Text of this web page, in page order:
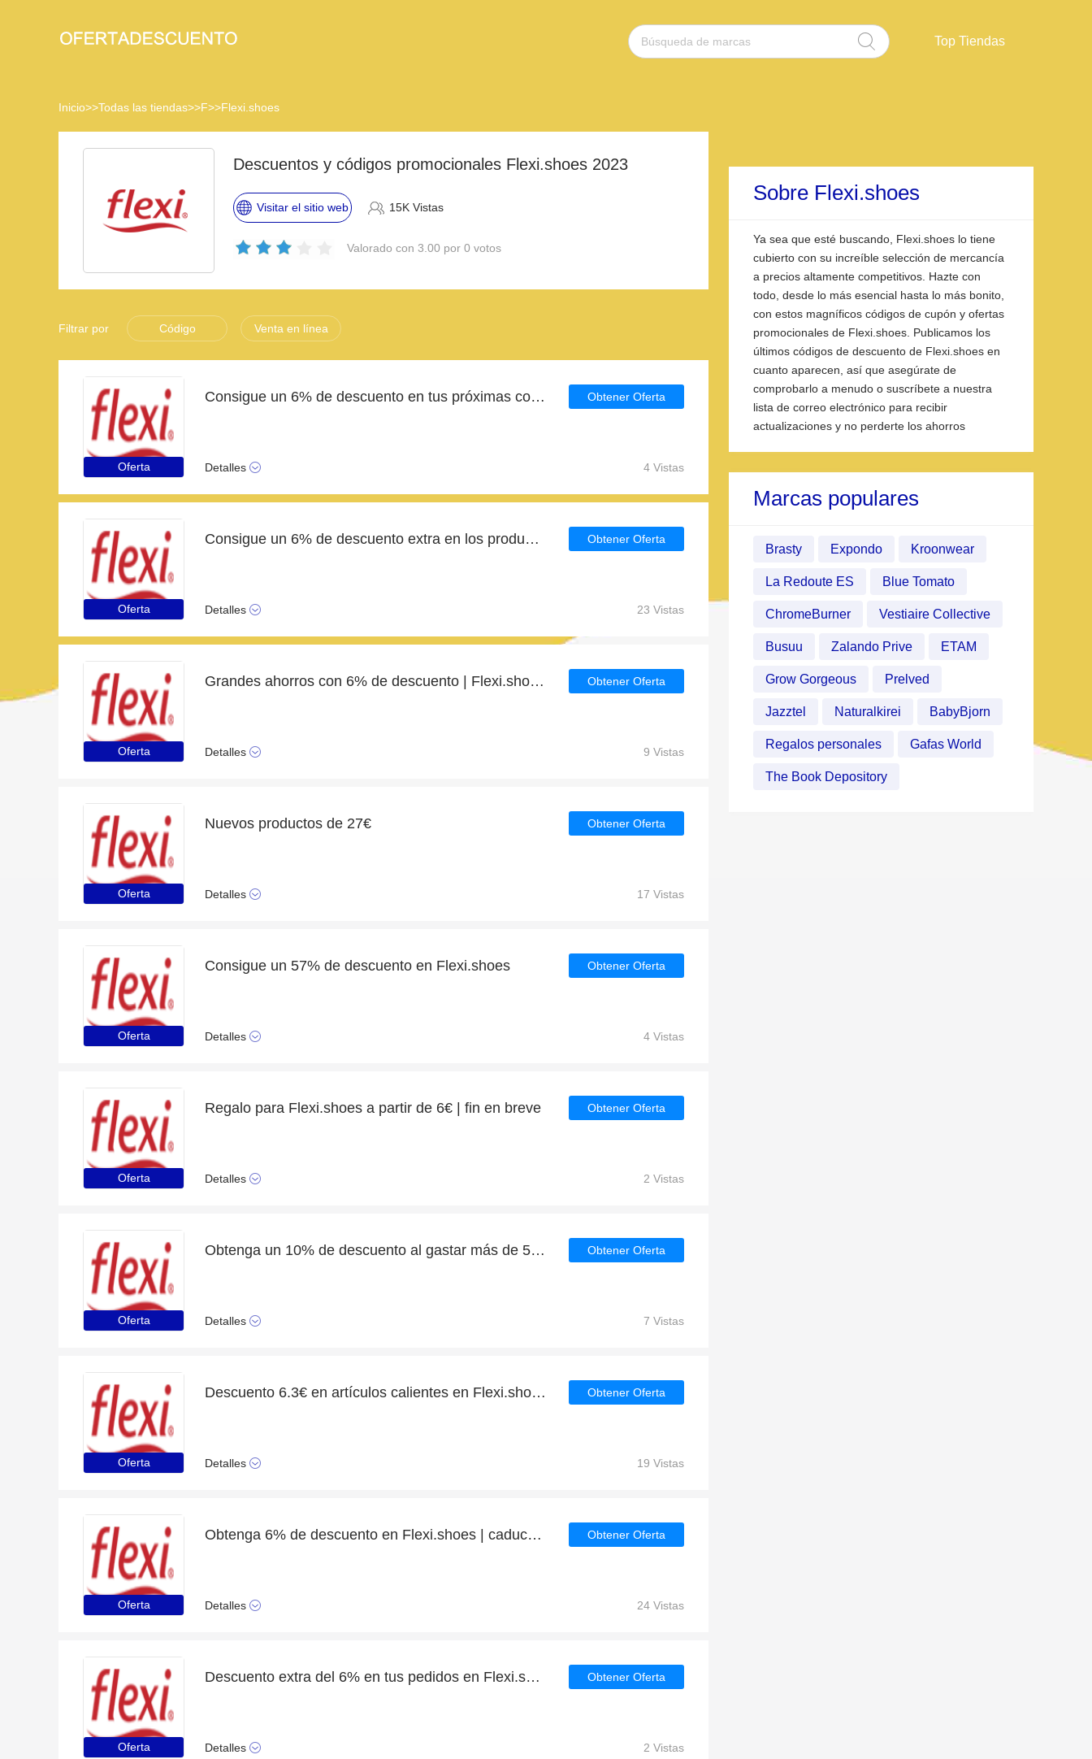
Top Tiendas
Inicio>>Todas las tiendas>>F>>Flexi.shoes
Descuentos y códigos promocionales Flexi.shoes 2023
Visitar el sitio web 15K Vistas
Valorado con 3.00 por 0 votos
Filtrar por Código Venta en línea
Oferta
Consigue un 6% de descuento en tus próximas compras en Flexi.shoes
Detalles
Obtener Oferta
4 Vistas
Oferta
Consigue un 6% de descuento extra en los productos de Flexi.shoes
Detalles
Obtener Oferta
23 Vistas
Oferta
Grandes ahorros con 6% de descuento | Flexi.shoes últimas ofertas
Detalles
Obtener Oferta
9 Vistas
Oferta
Nuevos productos de 27€
Detalles
Obtener Oferta
17 Vistas
Oferta
Consigue un 57% de descuento en Flexi.shoes
Detalles
Obtener Oferta
4 Vistas
Oferta
Regalo para Flexi.shoes a partir de 6€ | fin en breve
Detalles
Obtener Oferta
2 Vistas
Oferta
Obtenga un 10% de descuento al gastar más de 57€
Detalles
Obtener Oferta
7 Vistas
Oferta
Descuento 6.3€ en artículos calientes en Flexi.shoes
Detalles
Obtener Oferta
19 Vistas
Oferta
Obtenga 6% de descuento en Flexi.shoes | caduca pronto
Detalles
Obtener Oferta
24 Vistas
Oferta
Descuento extra del 6% en tus pedidos en Flexi.shoes
Detalles
Obtener Oferta
2 Vistas
Sobre Flexi.shoes
Ya sea que esté buscando, Flexi.shoes lo tiene
cubierto con su increíble selección de mercancía
a precios altamente competitivos. Hazte con
todo, desde lo más esencial hasta lo más bonito,
con estos magníficos códigos de cupón y ofertas
promocionales de Flexi.shoes. Publicamos los
últimos códigos de descuento de Flexi.shoes en
cuanto aparecen, así que asegúrate de
comprobarlo a menudo o suscríbete a nuestra
lista de correo electrónico para recibir
actualizaciones y no perderte los ahorros
Marcas populares
Brasty Expondo Kroonwear
La Redoute ES Blue Tomato
ChromeBurner Vestiaire Collective
Busuu Zalando Prive ETAM
Grow Gorgeous Prelved
Jazztel Naturalkirei BabyBjorn
Regalos personales Gafas World
The Book Depository